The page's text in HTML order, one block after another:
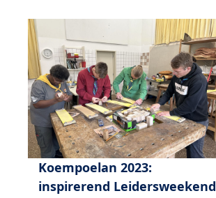
Koempoelan 2023:
inspirerend Leidersweekend